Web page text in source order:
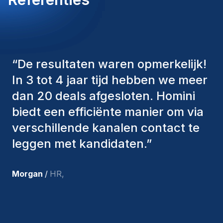
“De consultants van Homini
hebben altijd verschillende
factoren in overweging genomen
om ons de juiste kandidaten aan te
bieden. De mensen die we hebben
aangenomen, zijn nog steeds bij
tevreden met de recente